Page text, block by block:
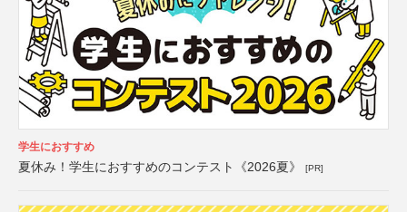
学生におすすめ
夏休み！学生におすすめのコンテスト《2026夏》 [PR]